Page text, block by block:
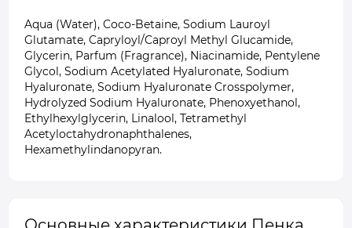
Aqua (Water), Coco-Betaine, Sodium Lauroyl
Glutamate, Capryloyl/Caproyl Methyl Glucamide,
Glycerin, Parfum (Fragrance), Niacinamide, Pentylene
Glycol, Sodium Acetylated Hyaluronate, Sodium
Hyaluronate, Sodium Hyaluronate Crosspolymer,
Hydrolyzed Sodium Hyaluronate, Phenoxyethanol,
Ethylhexylglycerin, Linalool, Tetramethyl
Acetyloctahydronaphthalenes,
Hexamethylindanopyran.